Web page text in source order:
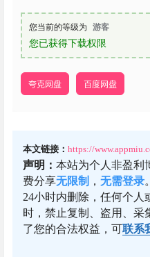
您当前的等级为 游客
您已获得下载权限
夸克网盘 百度网盘
本文链接： https://
声明： 本站为个人非盈利
费分享无限制 ， 无需登录
24小时内删除，任何个
时，禁止复制、盗用、采
了您的合法权益，可联系